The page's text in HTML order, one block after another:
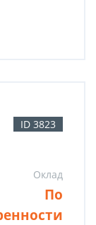
ID 3823
Оклад
По